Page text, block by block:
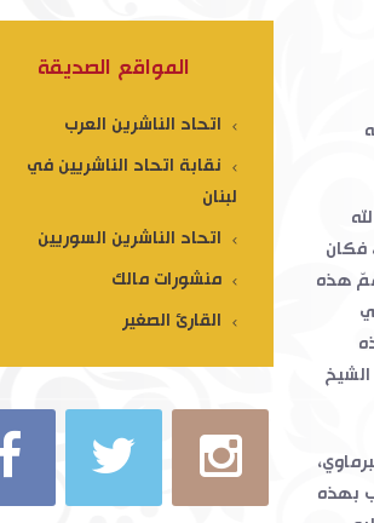
فكان
هذه
بهذه
المواقع الصديقة
اتحاد الناشرين العرب
نقابة اتحاد الناشريين في
لبنان
اتحاد الناشرين السوريين
منشورات مالك
القارئ الصغير